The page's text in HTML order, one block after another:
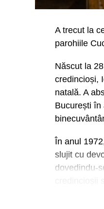
A trecut la
parohiile
Născut la
credincioși,
natală. A
București în
În anul
slujit cu
dovedindu-
S-a